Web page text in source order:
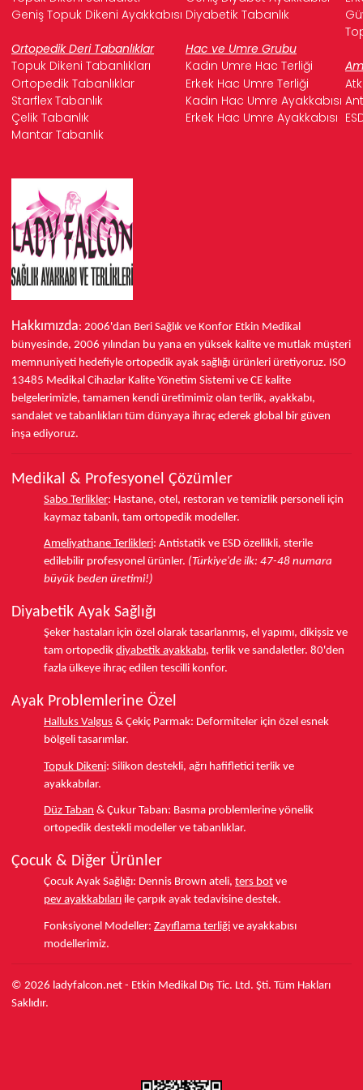
Geniş Topuk Dikeni Ayakkabısı Diyabetik Tabanlık
Ortopedik Deri Tabanlıklar
Hac ve Umre Grubu
Topuk Dikeni Tabanlıkları
Kadın Umre Hac Terliği
Ortopedik Tabanlıklar
Erkek Hac Umre Terliği
Starflex Tabanlık
Kadın Hac Umre Ayakkabısı
Çelik Tabanlık
Erkek Hac Umre Ayakkabısı
Mantar Tabanlık
Hakkımızda: 2006'dan Beri Sağlık ve Konfor Etkin Medikal
bünyesinde, 2006 yılından bu yana en yüksek kalite ve mutlak müşteri
memnuniyeti hedefiyle ortopedik ayak sağlığı ürünleri üretiyoruz. ISO
13485 Medikal Cihazlar Kalite Yönetim Sistemi ve CE kalite
belgelerimizle, tamamen kendi üretimimiz olan terlik, ayakkabı,
sandalet ve tabanlıkları tüm dünyaya ihraç ederek global bir güven
inşa ediyoruz.
Medikal & Profesyonel Çözümler
Sabo Terlikler: Hastane, otel, restoran ve temizlik personeli için
kaymaz tabanlı, tam ortopedik modeller.
Ameliyathane Terlikleri: Antistatik ve ESD özellikli, sterile
edilebilir profesyonel ürünler. (Türkiye'de ilk: 47-48 numara
büyük beden üretimi!)
Diyabetik Ayak Sağlığı
Şeker hastaları için özel olarak tasarlanmış, el yapımı, dikişsiz ve
tam ortopedik diyabetik ayakkabı, terlik ve sandaletler. 80'den
fazla ülkeye ihraç edilen tescilli konfor.
Ayak Problemlerine Özel
Halluks Valgus & Çekiç Parmak: Deformiteler için özel esnek
bölgeli tasarımlar.
Topuk Dikeni: Silikon destekli, ağrı hafifletici terlik ve
ayakkabılar.
Düz Taban & Çukur Taban: Basma problemlerine yönelik
ortopedik destekli modeller ve tabanlıklar.
Çocuk & Diğer Ürünler
Çocuk Ayak Sağlığı: Dennis Brown ateli, ters bot ve
pev ayakkabıları ile çarpık ayak tedavisine destek.
Fonksiyonel Modeller: Zayıflama terliği ve ayakkabısı
modellerimiz.
© 2026 ladyfalcon.net - Etkin Medikal Dış Tic. Ltd. Şti. Tüm Hakları
Saklıdır.